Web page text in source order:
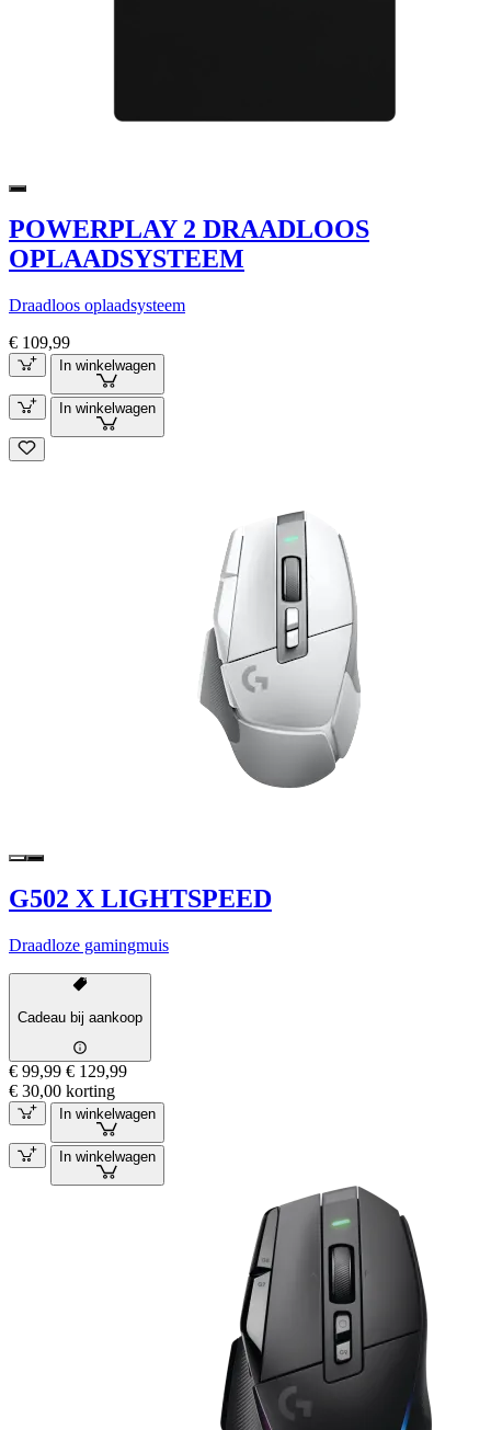
POWERPLAY 2 DRAADLOOS
OPLAADSYSTEEM
Draadloos oplaadsysteem
€ 109,99
In winkelwagen
In winkelwagen
G502 X LIGHTSPEED
Draadloze gamingmuis
Cadeau bij aankoop
€ 99,99 € 129,99
€ 30,00 korting
In winkelwagen
In winkelwagen